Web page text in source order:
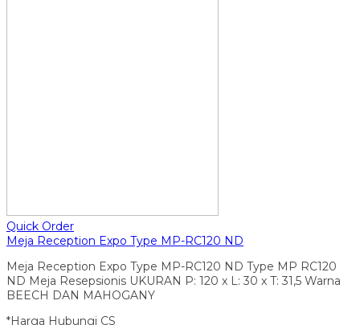
Quick Order
Meja Reception Expo Type MP-RC120 ND
Meja Reception Expo Type MP-RC120 ND Type MP RC120
ND Meja Resepsionis UKURAN P: 120 x L: 30 x T: 31,5 Warna
BEECH DAN MAHOGANY
*Harga Hubungi CS